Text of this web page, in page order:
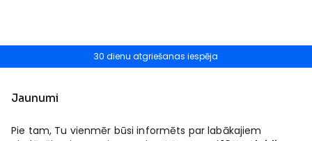
30 dienu atgriešanas iespēja
Jaunumi
Pie tam, Tu vienmēr būsi informēts par labākajiem